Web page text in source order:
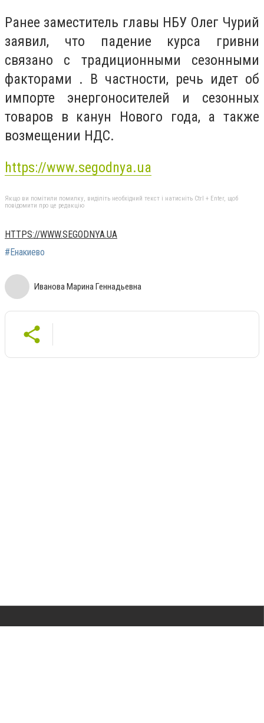
Ранее заместитель главы НБУ Олег Чурий
заявил, что падение курса гривни
связано с традиционными сезонными
факторами . В частности, речь идет об
импорте энергоносителей и сезонных
товаров в канун Нового года, а также
возмещении НДС.
https://www.segodnya.ua
Якщо ви помітили помилку, виділіть необхідний текст і натисніть Ctrl + Enter, щоб
повідомити про це редакцію
HTTPS://WWW.SEGODNYA.UA
#Енакиево
Иванова Марина Геннадьевна